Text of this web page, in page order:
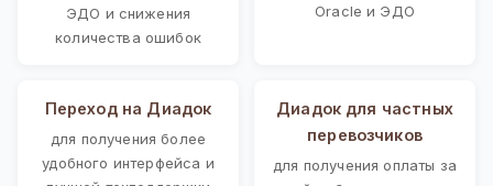
ЭДО и снижения
количества ошибок
Oracle и ЭДО
Переход на Диадок
для получения более
удобного интерфейса и
Диадок для частных
перевозчиков
для получения оплаты за